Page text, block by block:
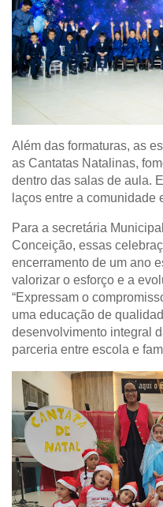
Além das formaturas, as
as Cantatas Natalinas,
dentro das salas de aula.
laços entre a comunidade
Para a secretária
Conceição, essas
encerramento de um ano
valorizar o esforço e a
“Expressam o
uma educação de
desenvolvimento integral
parceria entre escola e